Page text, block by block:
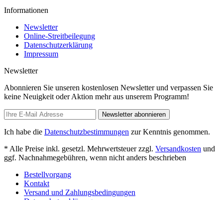
Informationen
Newsletter
Online-Streitbeilegung
Datenschutzerklärung
Impressum
Newsletter
Abonnieren Sie unseren kostenlosen Newsletter und verpassen Sie
keine Neuigkeit oder Aktion mehr aus unserem Programm!
Newsletter abonnieren
Ich habe die Datenschutzbestimmungen zur Kenntnis genommen.
* Alle Preise inkl. gesetzl. Mehrwertsteuer zzgl. Versandkosten und
ggf. Nachnahmegebühren, wenn nicht anders beschrieben
Bestellvorgang
Kontakt
Versand und Zahlungsbedingungen